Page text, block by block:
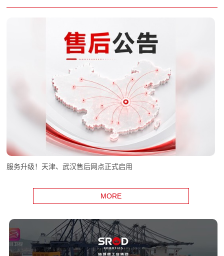
服务升级！天津、武汉售后网点正式启用
MORE